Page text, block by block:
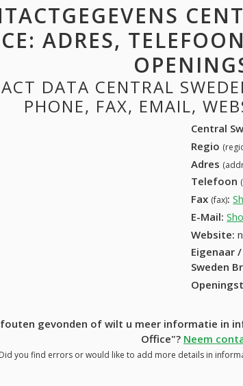
ADRES,
DATA CENTRAL
PHONE, FAX, EMAIL,
Central
Regio
Adres
Telefoon
Fax (fax):
E-Mail:
Website:
Eigenaar
Sweden
gevonden of wilt u meer informatie in
Office"? Neem
Did you find errors or would like to add more details in